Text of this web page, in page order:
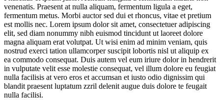
venenatis. Praesent at nulla aliquam, fermentum ligula a eget,
fermentum metus. Morbi auctor sed dui et rhoncus, vitae et pretium
est mollis nec. Lorem ipsum dolor sit amet, consectetuer adipiscing
elit, sed diam nonummy nibh euismod tincidunt ut laoreet dolore
magna aliquam erat volutpat. Ut wisi enim ad minim veniam, quis
nostrud exerci tation ullamcorper suscipit lobortis nisl ut aliquip ex
ea commodo consequat. Duis autem vel eum iriure dolor in hendrerit
in vulputate velit esse molestie consequat, vel illum dolore eu feugiat
nulla facilisis at vero eros et accumsan et iusto odio dignissim qui
blandit praesent luptatum zzril delenit augue duis dolore te feugait
nulla facilisi.